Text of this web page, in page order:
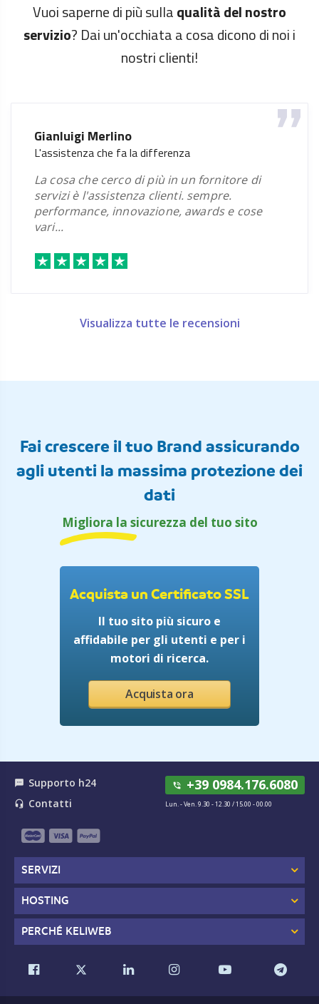
Vuoi saperne di più sullaqualità del nostro
servizio? Dai un'occhiata a cosa dicono di noi i
nostri clienti!
YepLab Admin
Un'attenzione al cliente che fa la differenza.
keliweb si posiziona come un’ottima scelta
per chi cerca un servizio di hosting italiano,
affidabile e con un’assistenza effic...
Visualizza tutte le recensioni
Fai crescere il tuo Brand assicurando
agli utenti la massima protezione dei
dati
Migliora la sicurezza del tuo sito
Acquista un Certificato SSL
Il tuo sito più sicuro e
affidabile per gli utenti e per i
motori di ricerca.
Acquista ora
textsms Supporto h24
headset_mic Contatti
phone_in_talk +39 0984.176.6080
Lun. - Ven. 9.30 - 12.30 / 15.00 - 00.00
SERVIZI
HOSTING
PERCHÉ KELIWEB